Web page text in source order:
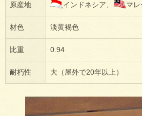
原産地 インドネシア、 マ
材色 淡黄褐色
比重 0.94
耐朽性 大（屋外で20年以上）